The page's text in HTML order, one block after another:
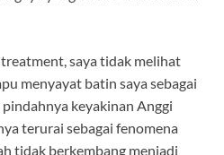
saya tidak melihat
menyayat batin saya sebagai
keyakinan Anggi
terurai sebagai fenomena
tidak berkembang menjadi